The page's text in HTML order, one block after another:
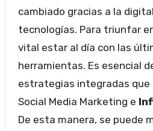
cambiado gracias a la
tecnologías. Para triunfar
vital estar al día con las
herramientas. Es esencial
estrategias integradas que
Social Media Marketing e
De esta manera, se puede